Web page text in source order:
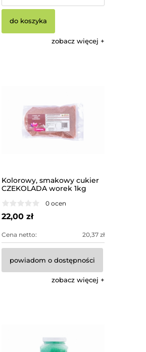
do koszyka
zobacz więcej
Kolorowy, smakowy cukier
CZEKOLADA worek 1kg
0 ocen
22,00 zł
Cena netto: 20,37 zł
powiadom o dostępności
zobacz więcej